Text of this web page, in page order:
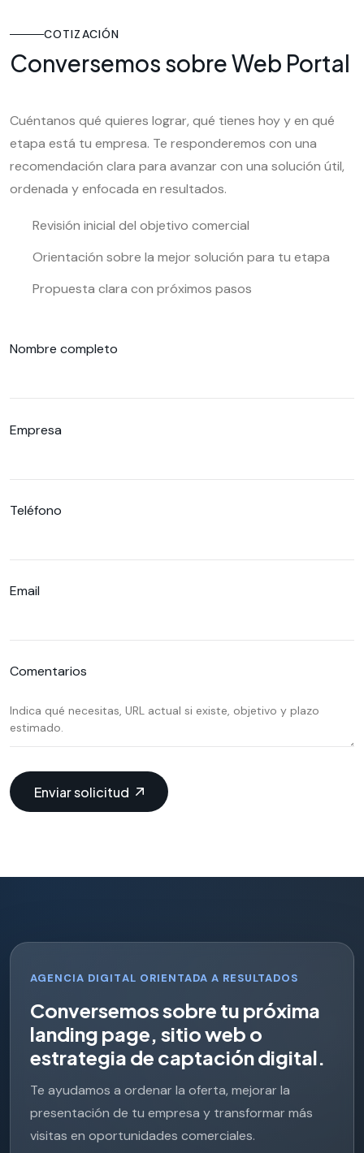
COTIZACIÓN
Conversemos sobre Web Portal
Cuéntanos qué quieres lograr, qué tienes hoy y en qué
etapa está tu empresa. Te responderemos con una
recomendación clara para avanzar con una solución útil,
ordenada y enfocada en resultados.
Revisión inicial del objetivo comercial
Orientación sobre la mejor solución para tu etapa
Propuesta clara con próximos pasos
Nombre completo
Empresa
Teléfono
Email
Comentarios
Enviar solicitud
AGENCIA DIGITAL ORIENTADA A RESULTADOS
Conversemossobre tu próxima
landing page, sitioweb o
estrategia de captacióndigital.
Te ayudamos a ordenar la oferta, mejorar la
presentación de tu empresa y transformar más
visitas en oportunidades comerciales.